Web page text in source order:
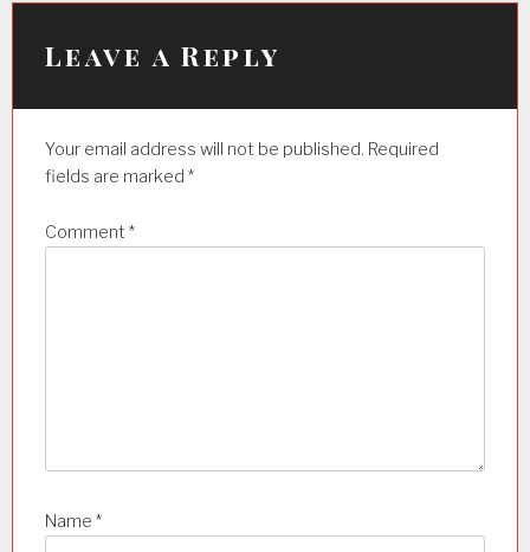
v
Leave a Reply
Your email address will not be published. Required
fields are marked *
Comment *
Name *